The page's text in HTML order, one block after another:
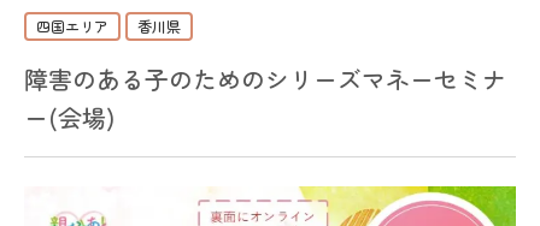
四国エリア 香川県
障害のある子のためのシリーズマネーセミナ
ー(会場)